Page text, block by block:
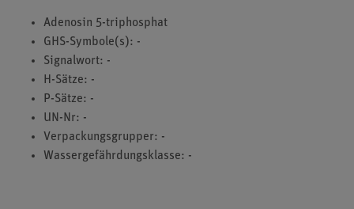
Adenosin 5-triphosphat
GHS-Symbole(s): -
Signalwort: -
H-Sätze: -
P-Sätze: -
UN-Nr: -
Verpackungsgrupper: -
Wassergefährdungsklasse: -